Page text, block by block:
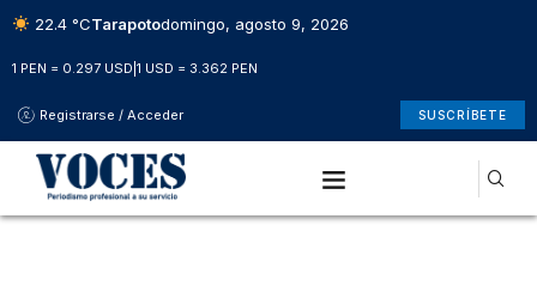
22.4 °CTarapotodomingo, agosto 9, 2026
1 PEN = 0.297 USD 1 USD = 3.362 PEN
Registrarse / Acceder SUSCRÍBETE